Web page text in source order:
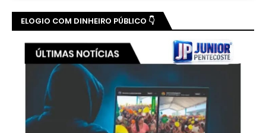
ELOGIO COM DINHEIRO PÚBLICO 👇